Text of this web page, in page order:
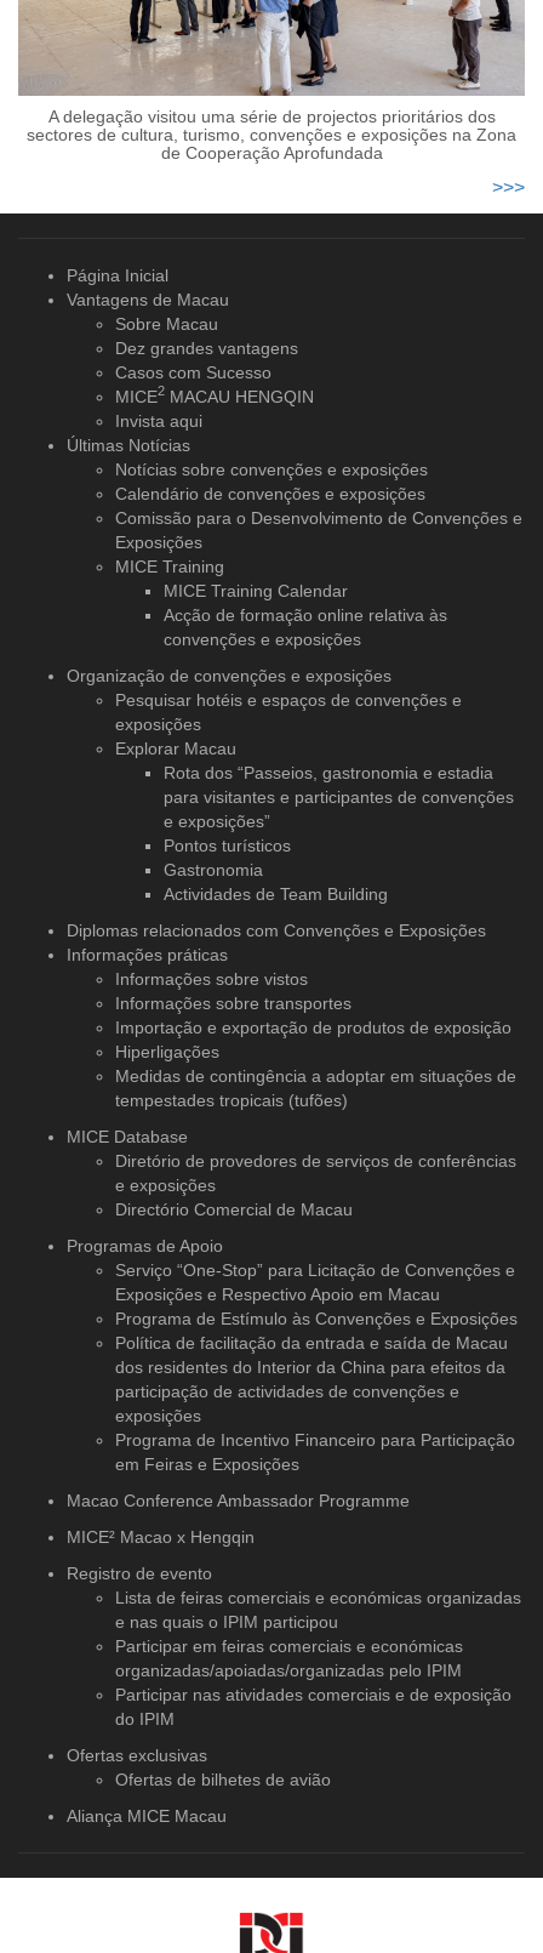
A delegação visitou uma série de projectos prioritários dos
sectores de cultura, turismo, convenções e exposições na Zona
de Cooperação Aprofundada
>>>
Página Inicial
Vantagens de Macau
Sobre Macau
Dez grandes vantagens
Casos com Sucesso
MICE2 MACAU HENGQIN
Invista aqui
Últimas Notícias
Notícias sobre convenções e exposições
Calendário de convenções e exposições
Comissão para o Desenvolvimento de Convenções e
Exposições
MICE Training
MICE Training Calendar
Acção de formação online relativa às
convenções e exposições
Organização de convenções e exposições
Pesquisar hotéis e espaços de convenções e
exposições
Explorar Macau
Rota dos “Passeios, gastronomia e estadia
para visitantes e participantes de convenções
e exposições”
Pontos turísticos
Gastronomia
Actividades de Team Building
Diplomas relacionados com Convenções e Exposições
Informações práticas
Informações sobre vistos
Informações sobre transportes
Importação e exportação de produtos de exposição
Hiperligações
Medidas de contingência a adoptar em situações de
tempestades tropicais (tufões)
MICE Database
Diretório de provedores de serviços de conferências
e exposições
Directório Comercial de Macau
Programas de Apoio
Serviço “One-Stop” para Licitação de Convenções e
Exposições e Respectivo Apoio em Macau
Programa de Estímulo às Convenções e Exposições
Política de facilitação da entrada e saída de Macau
dos residentes do Interior da China para efeitos da
participação de actividades de convenções e
exposições
Programa de Incentivo Financeiro para Participação
em Feiras e Exposições
Macao Conference Ambassador Programme
MICE² Macao x Hengqin
Registro de evento
Lista de feiras comerciais e económicas organizadas
e nas quais o IPIM participou
Participar em feiras comerciais e económicas
organizadas/apoiadas/organizadas pelo IPIM
Participar nas atividades comerciais e de exposição
do IPIM
Ofertas exclusivas
Ofertas de bilhetes de avião
Aliança MICE Macau